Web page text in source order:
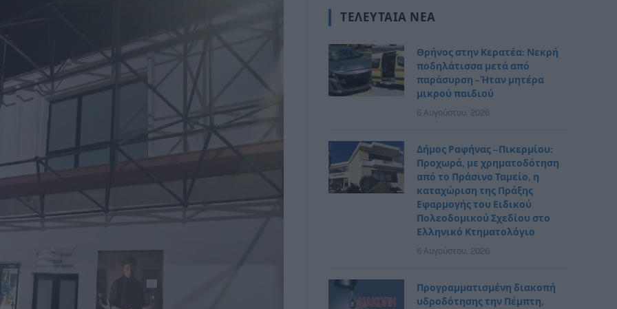
ΤΕΛΕΥΤΑΊΑ ΝΈΑ
Θρήνος στην Κερατέα: Νεκρή
ποδηλάτισσα μετά από
παράσυρση – Ήταν μητέρα
μικρού παιδιού
6 Αυγούστου, 2026
Δήμος Ραφήνας – Πικερμίου:
Προχωρά, με χρηματοδότηση
από το Πράσινο Ταμείο, η
καταχώριση της Πράξης
Εφαρμογής του Ειδικού
Πολεοδομικού Σχεδίου στο
Ελληνικό Κτηματολόγιο
6 Αυγούστου, 2026
Προγραμματισμένη διακοπή
υδροδότησης την Πέμπτη,